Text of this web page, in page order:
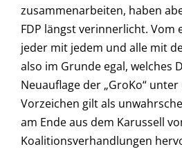
zusammenarbeiten, haben
FDP längst verinnerlicht. Vom
jeder mit jedem und alle mit
also im Grunde egal, welches
Neuauflage der „GroKo“
Vorzeichen gilt als
am Ende aus dem Karussell
Koalitionsverhandlungen